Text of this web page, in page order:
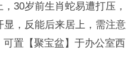
30岁前生肖蛇易遭打压，
，反能后来居上，需注意
置【聚宝盆】于办公室西